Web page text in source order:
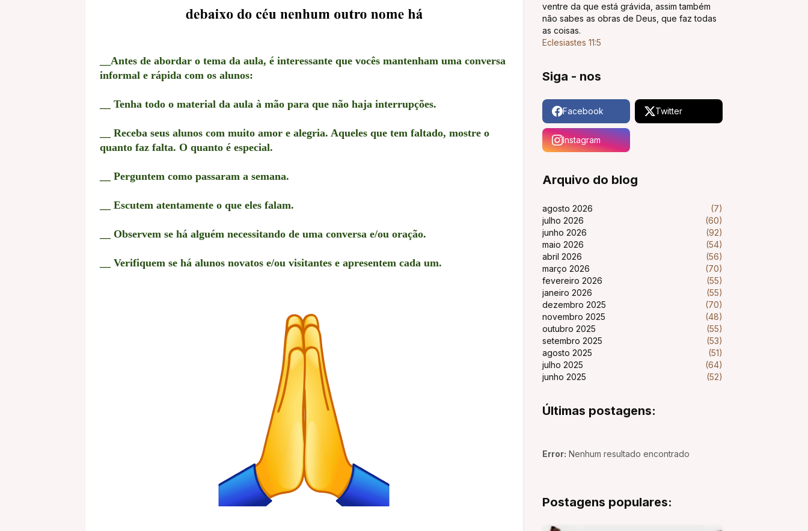
__Antes de abordar o tema da aula, é interessante que vocês mantenham uma conversa
informal e rápida com os alunos:
__ Tenha todo o material da aula à mão para que não haja interrupções.
__ Receba seus alunos com muito amor e alegria. Aqueles que tem faltado, mostre o
quanto faz falta. O quanto é especial.
__ Perguntem como passaram a semana.
__ Escutem atentamente o que eles falam.
__ Observem se há alguém necessitando de uma conversa e/ou oração.
__ Verifiquem se há alunos novatos e/ou visitantes e apresentem cada um.
ventre da que está grávida, assim também
não sabes as obras de Deus, que faz todas
as coisas.
Eclesiastes 11:5
Siga - nos
Facebook Twitter
Instagram
Arquivo do blog
agosto 2026
(7)
julho 2026
(60)
junho 2026
(92)
maio 2026
(54)
abril 2026
(56)
março 2026
(70)
fevereiro 2026
(55)
janeiro 2026
(55)
dezembro 2025
(70)
novembro 2025
(48)
outubro 2025
(55)
setembro 2025
(53)
agosto 2025
(51)
julho 2025
(64)
junho 2025
(52)
Últimas postagens:
Error: Nenhum resultado encontrado
Postagens populares: